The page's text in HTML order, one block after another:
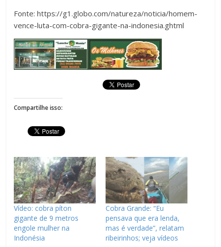
Fonte: https://g1.globo.com/natureza/noticia/homem-
vence-luta-com-cobra-gigante-na-indonesia.ghtml
Compartilhe isso:
Vídeo: cobra píton
gigante de 9 metros
engole mulher na
Indonésia
Cobra Grande: “Eu
pensava que era lenda,
mas é verdade”, relatam
ribeirinhos; veja vídeos